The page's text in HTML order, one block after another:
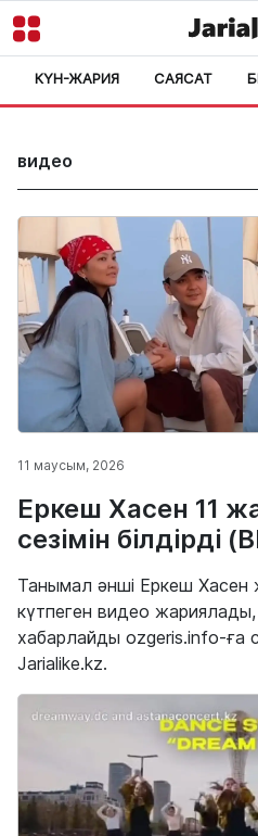
КҮН-ЖАРИЯ САЯСАТ
видео
11 маусым, 2026
Еркеш Хасен 11
сезімін білдірді
Танымал әнші Еркеш Хасен
күтпеген видео
хабарлайды ozgeris.info-ға
Jarialike.kz.